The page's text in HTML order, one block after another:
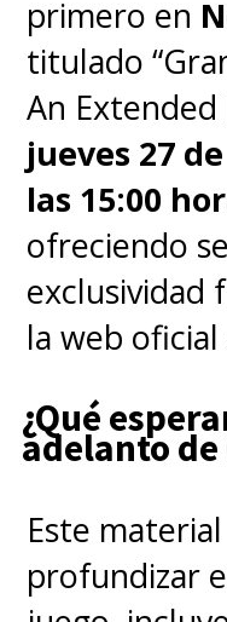
Mientras que
conVariety,
del Volumen
temporada,
Duffer
"una idea
que
hemos
mucho
"Creemos
incluido
primero en
titulado
An
jueves 27
las 15:00
ofreciendo
exclusividad
la web
¿Qué
adelanto de
Este
profundizar